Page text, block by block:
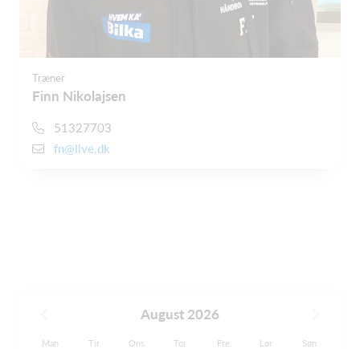
Træner
Finn Nikolajsen
51327703
fn@live.dk
August 2026
Man Tir Ons Tor Fre Lør Søn